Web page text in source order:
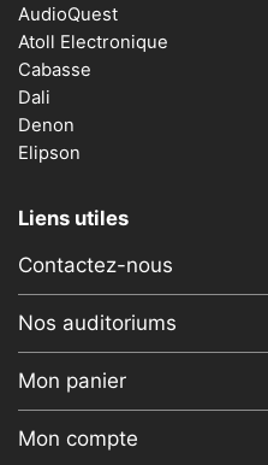
AudioQuest
Atoll Electronique
Cabasse
Dali
Denon
Elipson
Liens utiles
Contactez-nous
Nos auditoriums
Mon panier
Mon compte